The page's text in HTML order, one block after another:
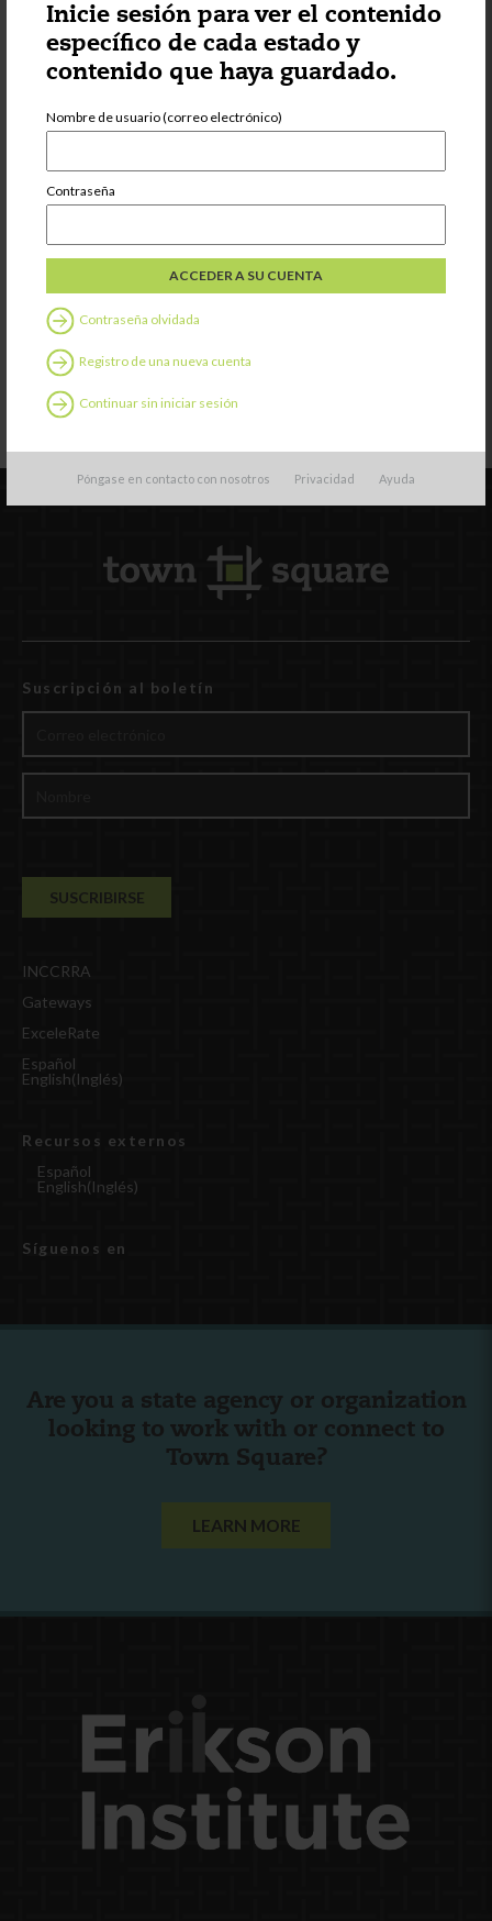
Inicie sesión para ver el contenido
específico de cada estado y
contenido que haya guardado.
Nombre de usuario (correo electrónico)
Contraseña
Contraseña olvidada
Registro de una nueva cuenta
Continuar sin iniciar sesión
Póngase en contacto con nosotros Privacidad Ayuda
Building
Autonomy at
Meal Times
ES
desperdicio de
alimentos y
Suscripción al boletín
INCCRRA
Gateways
ExceleRate
Español
English(Inglés)
Recursos externos
Español
English(Inglés)
Síguenos en
Are you a state agency or organization
looking to work with or connect to
Town Square?
LEARN MORE